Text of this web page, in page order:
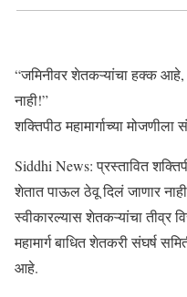
“जमिनीवर शेतकऱ्यांचा हक्क आहे,
नाही!”
शक्तिपीठ महामार्गाच्या
Siddhi News: प्रस्तावित
शेतात पाऊल ठेवू दिलं जाणार
स्वीकारल्यास शेतकऱ्यांचा तीव्र
महामार्ग बाधित शेतकरी संघर्ष
आहे.